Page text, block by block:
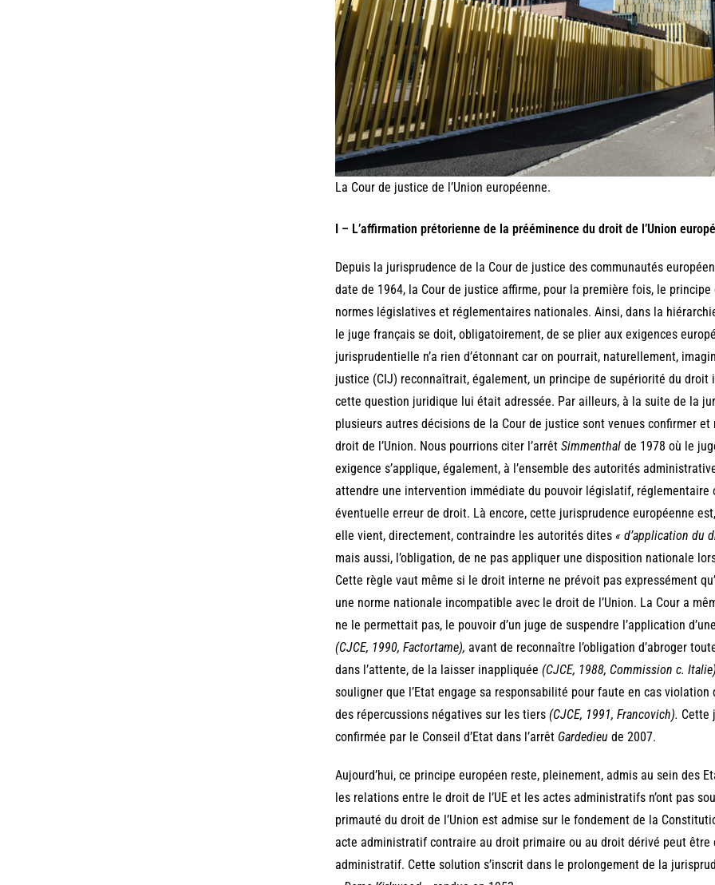
La Cour de justice de l’Union européenne.
I – L’affirmation prétorienne de la prééminence du droit de l’Union
Depuis la jurisprudence de la Cour de justice des communautés
date de 1964, la Cour de justice affirme, pour la première fois, le principe
normes législatives et réglementaires nationales. Ainsi, dans la
le juge français se doit, obligatoirement, de se plier aux exigences
jurisprudentielle n’a rien d’étonnant car on pourrait, naturellement,
justice (CIJ) reconnaîtrait, également, un principe de supériorité du
cette question juridique lui était adressée. Par ailleurs, à la suite de la
plusieurs autres décisions de la Cour de justice sont venues confirmer
droit de l’Union. Nous pourrions citer l’arrêt Simmenthal de 1978 où le
exigence s’applique, également, à l’ensemble des autorités
attendre une intervention immédiate du pouvoir législatif, réglementaire
éventuelle erreur de droit. Là encore, cette jurisprudence européenne
elle vient, directement, contraindre les autorités dites « d’application du
mais aussi, l’obligation, de ne pas appliquer une disposition nationale
Cette règle vaut même si le droit interne ne prévoit pas expressément
une norme nationale incompatible avec le droit de l’Union. La Cour a
ne le permettait pas, le pouvoir d’un juge de suspendre l’application
(CJCE, 1990, Factortame), avant de reconnaître l’obligation d’abroger
dans l’attente, de la laisser inappliquée (CJCE, 1988, Commission c.
souligner que l’Etat engage sa responsabilité pour faute en cas violation
des répercussions négatives sur les tiers (CJCE, 1991, Francovich). Cette
confirmée par le Conseil d’Etat dans l’arrêt Gardedieu de 2007.
Aujourd’hui, ce principe européen reste, pleinement, admis au sein des
les relations entre le droit de l’UE et les actes administratifs n’ont pas
primauté du droit de l’Union est admise sur le fondement de la
acte administratif contraire au droit primaire ou au droit dérivé peut être
administratif. Cette solution s’inscrit dans le prolongement de la